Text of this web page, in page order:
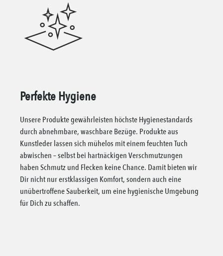
Perfekte Hygiene
Unsere Produkte gewährleisten höchste Hygienestandards
durch abnehmbare, waschbare Bezüge. Produkte aus
Kunstleder lassen sich mühelos mit einem feuchten Tuch
abwischen – selbst bei hartnäckigen Verschmutzungen
haben Schmutz und Flecken keine Chance. Damit bieten wir
Dir nicht nur erstklassigen Komfort, sondern auch eine
unübertroffene Sauberkeit, um eine hygienische Umgebung
für Dich zu schaffen.